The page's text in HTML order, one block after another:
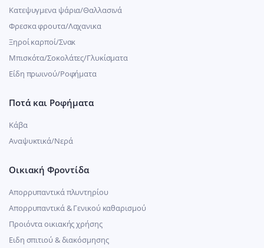
Κατεψυγμενα ψάρια/Θαλλασινά
Φρεσκα φρουτα/Λαχανικα
Ξηροί καρποί/Σνακ
Μπισκότα/Σοκολάτες/Γλυκίσματα
Είδη πρωινού/Ροφήματα
Ποτά και Ροφήματα
Κάβα
Αναψυκτικά/Νερά
Οικιακή Φροντίδα
Απορρυπαντικά πλυντηρίου
Απορρυπαντικά & Γενικού καθαρισμού
Προιόντα οικιακής χρήσης
Ειδη σπιτιού & διακόσμησης